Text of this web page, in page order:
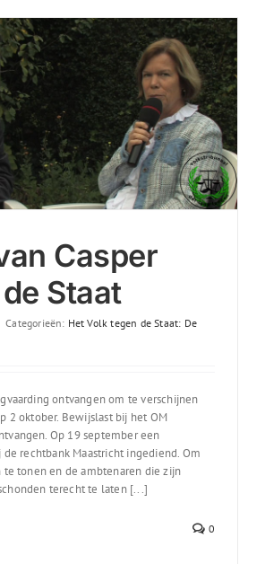
Casper
Staat
Categorieën: Het Volk tegen de Staat: De
ontvangen om te verschijnen
2 oktober. Bewijslast bij het OM
Op 19 september een
rechtbank Maastricht ingediend. Om
te tonen en de ambtenaren die zijn
terecht te laten [...]
0